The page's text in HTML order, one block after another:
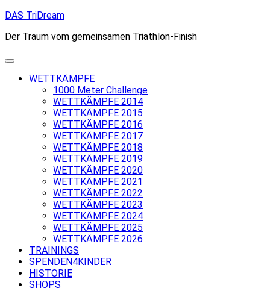
Skip
content
DAS TriDream
Der Traum vom gemeinsamen Triathlon-Finish
WETTKÄMPFE
1000 Meter Challenge
WETTKÄMPFE 2014
WETTKÄMPFE 2015
WETTKÄMPFE 2016
WETTKÄMPFE 2017
WETTKÄMPFE 2018
WETTKÄMPFE 2019
WETTKÄMPFE 2020
WETTKÄMPFE 2021
WETTKÄMPFE 2022
WETTKÄMPFE 2023
WETTKÄMPFE 2024
WETTKÄMPFE 2025
WETTKÄMPFE 2026
TRAININGS
SPENDEN4KINDER
HISTORIE
SHOPS